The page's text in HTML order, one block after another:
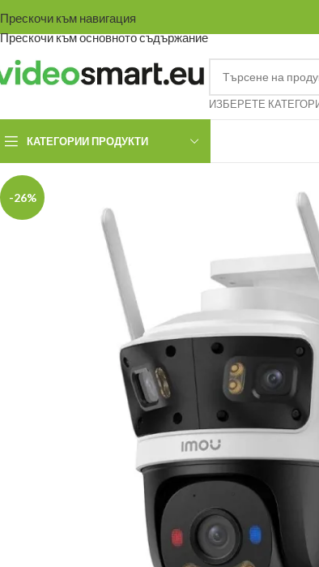
Прескочи към навигация
Прескочи към основното съдържание
ИЗБЕРЕТЕ
КАТЕГОРИИ ПРОДУКТИ
-26%